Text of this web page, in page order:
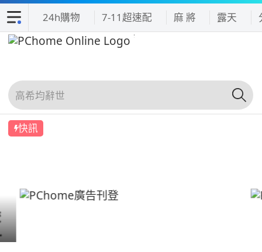
24h購物 7-11超速配 麻 將 露天
快訊